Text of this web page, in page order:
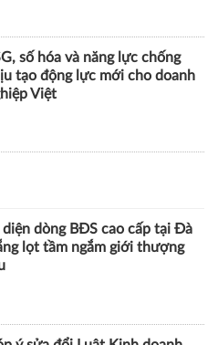
số hóa và năng lực chống
tạo động lực mới cho doanh
Việt
diện dòng BĐS cao cấp tại Đà
lọt tầm ngắm giới thượng